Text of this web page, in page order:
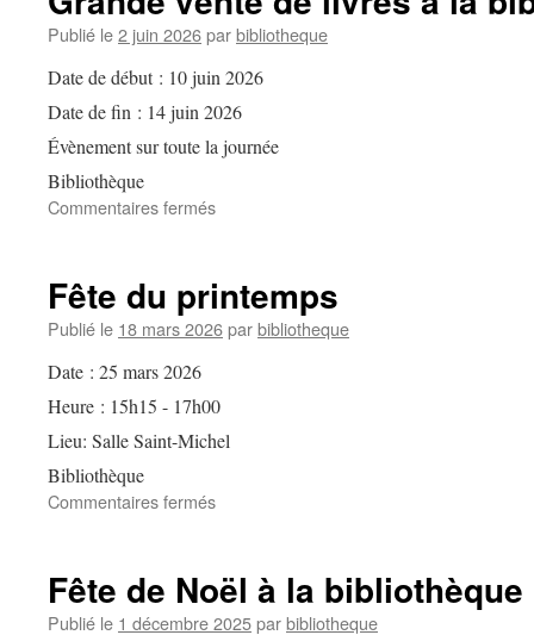
Publié le2 juin 2026parbibliotheque
Date de début : 10 juin 2026
Date de fin : 14 juin 2026
Évènement sur toute la journée
Bibliothèque
Commentaires ferméssur
livres
à
Fête du printemps
Publié le 18 mars 2026parbibliotheque
Date : 25 mars 2026
Heure : 15h15 - 17h00
Lieu: Salle Saint-Michel
Bibliothèque
Commentaires ferméssur
Fête de Noël à la bibliothèque
Publié le 1 décembre 2025parbibliotheque